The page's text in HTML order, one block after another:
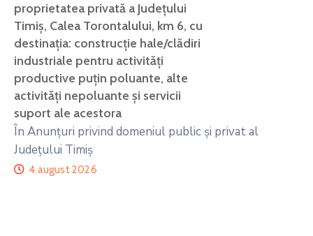
proprietatea privată a Județului
Timiș, Calea Torontalului, km 6, cu
destinația: construcție hale/clădiri
industriale pentru activități
productive puțin poluante, alte
activități nepoluante și servicii
suport ale acestora
În Anunțuri privind domeniul public și privat al
Județului Timiș
4 august 2026